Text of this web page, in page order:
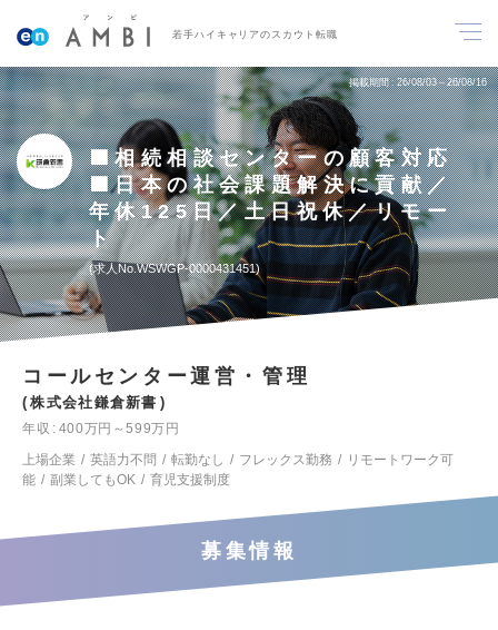
若手ハイキャリアのスカウト転職
掲載期間 26/08/03～26/08/16
🟩相続相談センターの顧客対応
🟩日本の社会課題解決に貢献／
年休125日／土日祝休／リモー
ト
求人No.WSWGP-0000431451
コールセンター運営・管理
株式会社鎌倉新書
年収
400万円～599万円
上場企業
英語力不問 転勤なし フレックス勤務
リモートワーク可
能
副業してもOK 育児支援制度
募集情報